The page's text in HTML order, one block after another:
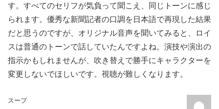
す。すべてのセリフが気負って聞こえ、同じトーンに感じ
られます。優秀な新聞記者の口調を日本語で再現した結果
だと思うのですが、オリジナル音声を聞いてみると、ロイ
スは普通のトーンで話していたんですよね。演技や演出の
指示かもしれませんが、吹き替えで勝手にキャラクターを
変更しないでほしいです。視聴が難しくなります。
スープ